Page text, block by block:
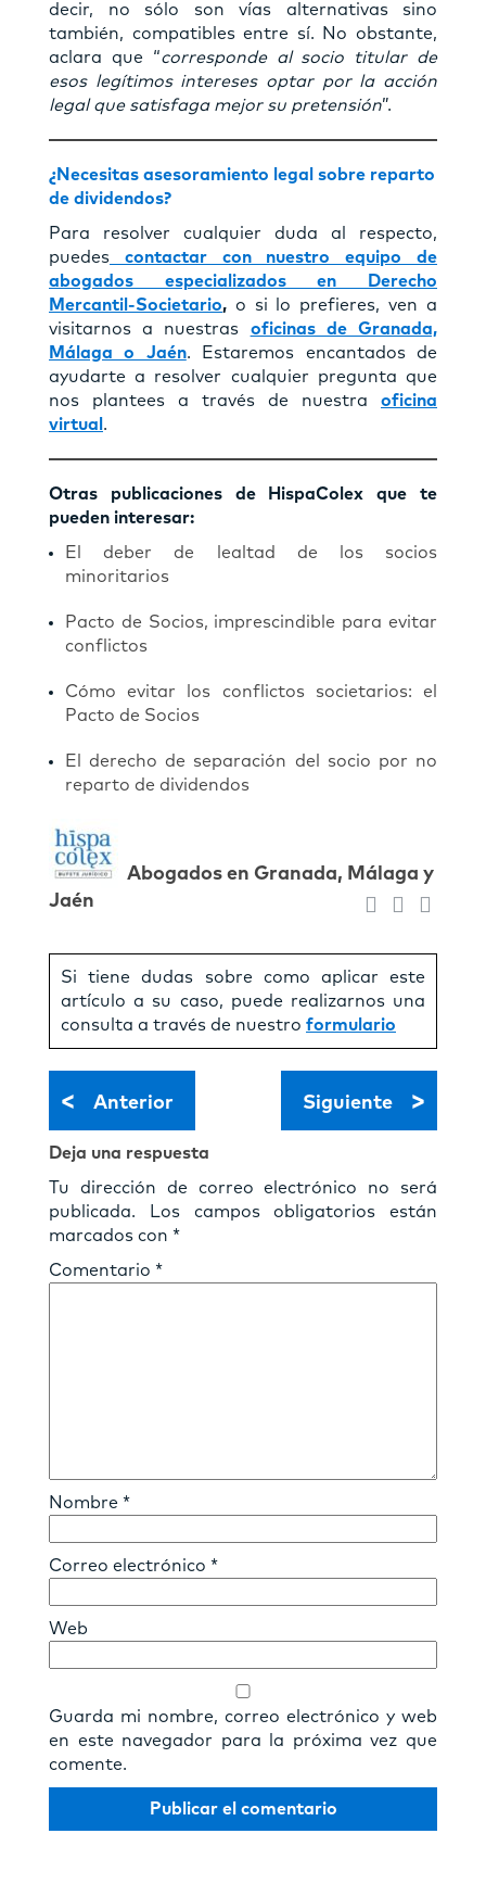
decir, no sólo son vías alternativas sino
también, compatibles entre sí. No obstante,
aclara que “corresponde al socio titular de
esos legítimos intereses optar por la acción
legal que satisfaga mejor su pretensión”.
¿Necesitas asesoramiento legal sobre reparto
de dividendos?
Para resolver cualquier duda al respecto,
puedes contactar con nuestro equipo de
abogados especializados en Derecho
Mercantil-Societario, o si lo prefieres, ven a
visitarnos a nuestras oficinas de Granada,
Málaga o Jaén. Estaremos encantados de
ayudarte a resolver cualquier pregunta que
nos plantees a través de nuestra oficina
virtual .
Otras publicaciones de HispaColex que te
pueden interesar:
El deber de lealtad de los socios
minoritarios
Pacto de Socios, imprescindible para evitar
conflictos
Cómo evitar los conflictos societarios: el
Pacto de Socios
El derecho de separación del socio por no
reparto de dividendos
Abogados en Granada, Málaga y
Jaén
Si tiene dudas sobre como aplicar este
artículo a su caso, puede realizarnos una
consulta a través de nuestro formulario
< Anterior Siguiente >
Deja una respuesta
Tu dirección de correo electrónico no será
publicada.
Los campos obligatorios están
marcados con *
Comentario *
Nombre *
Correo electrónico *
Web
Guarda mi nombre, correo electrónico y web
en este navegador para la próxima vez que
comente.